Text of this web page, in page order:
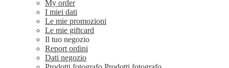
My order
I miei dati
Le mie promozioni
Le mie giftcard
Il tuo negozio
Report ordini
Dati negozio